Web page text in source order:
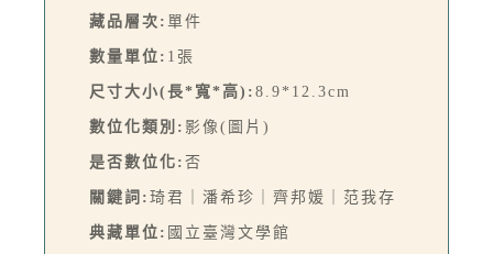
藏品層次: 單件
數量單位: 1張
尺寸大小(長*寬*高): 8.9*12.3cm
數位化類別: 影像(圖片)
是否數位化: 否
關鍵詞: 琦君｜潘希珍｜齊邦媛｜范我存
典藏單位: 國立臺灣文學館